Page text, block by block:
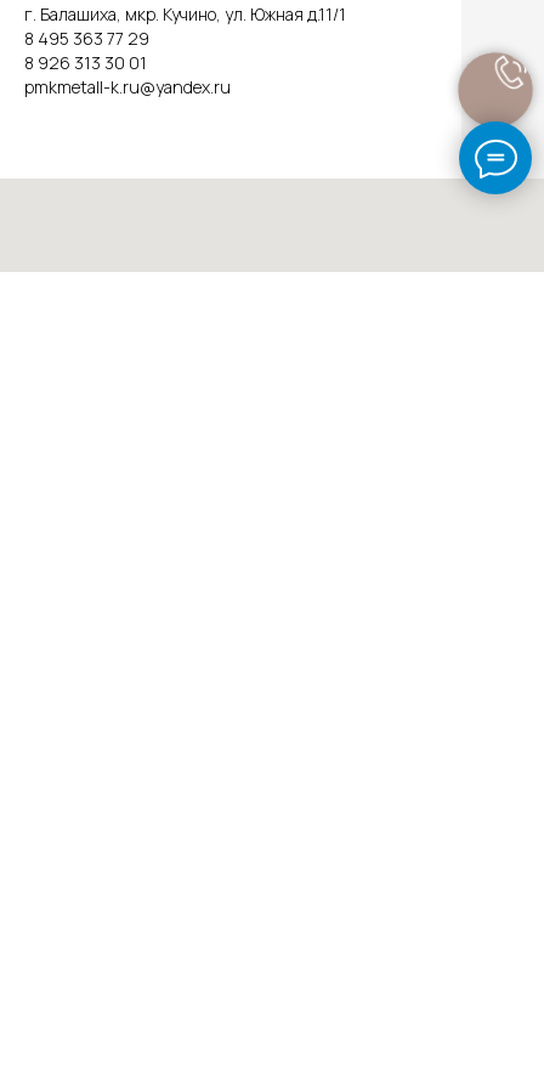
г. Балашиха, мкр. Кучино, ул. Южная д.11/1
8 495 363 77 29
8 926 313 30 01
pmkmetall-k.ru@yandex.ru